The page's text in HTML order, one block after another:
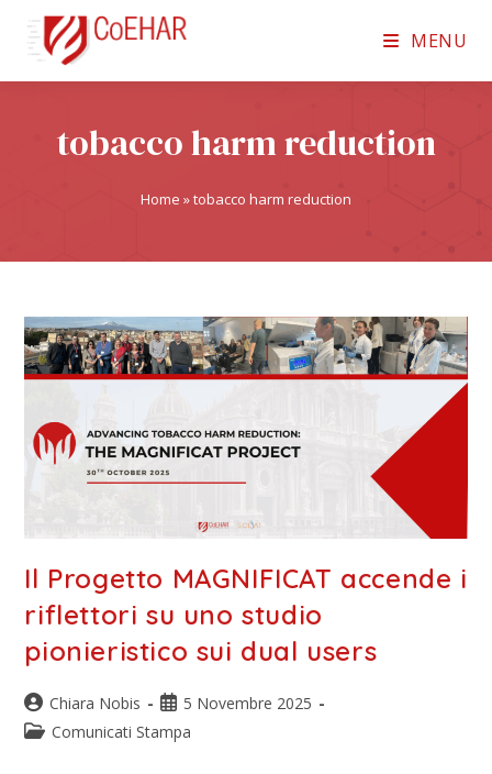
MENU
tobacco harm reduction
Home »tobacco harm reduction
Il Progetto MAGNIFICAT accende i
riflettori su uno studio
pionieristico sui dual users
Chiara Nobis
5 Novembre 2025
Comunicati Stampa